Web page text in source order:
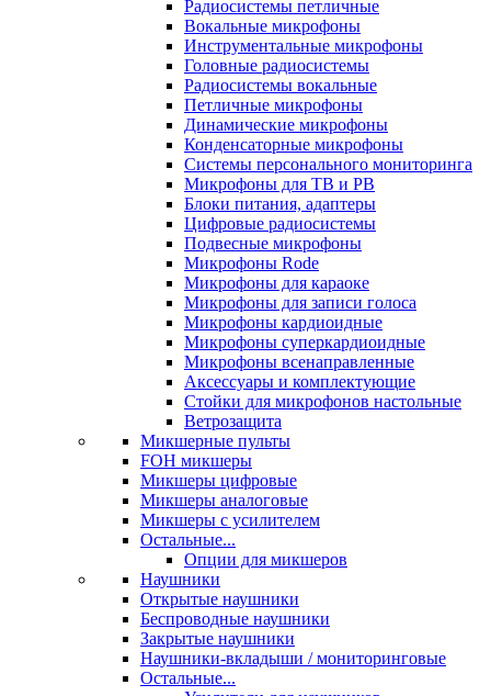
Радиосистемы петличные
Вокальные микрофоны
Инструментальные микрофоны
Головные радиосистемы
Радиосистемы вокальные
Петличные микрофоны
Динамические микрофоны
Конденсаторные микрофоны
Системы персонального мониторинга
Микрофоны для ТВ и РВ
Блоки питания, адаптеры
Цифровые радиосистемы
Подвесные микрофоны
Микрофоны Rode
Микрофоны для караоке
Микрофоны для записи голоса
Микрофоны кардиоидные
Микрофоны суперкардиоидные
Микрофоны всенаправленные
Аксессуары и комплектующие
Стойки для микрофонов настольные
Ветрозащита
Микшерные пульты
FOH микшеры
Микшеры цифровые
Микшеры аналоговые
Микшеры с усилителем
Остальные...
Опции для микшеров
Наушники
Открытые наушники
Беспроводные наушники
Закрытые наушники
Наушники-вкладыши / мониторинговые
Остальные...